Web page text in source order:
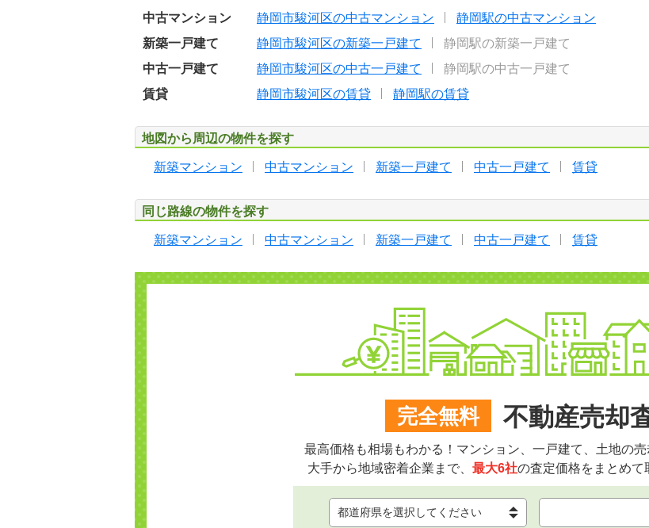
中古マンション
静岡市駿河区の中古マンション
静岡駅の中古マンション
新築一戸建て
静岡市駿河区の新築一戸建て
静岡駅の新築一戸建て
中古一戸建て
静岡市駿河区の中古一戸建て
静岡駅の中古一戸建て
賃貸
静岡市駿河区の賃貸 静岡駅の賃貸
地図から周辺の物件を探す
新築マンション 中古マンション 新築一戸建て 中古一戸建て 賃貸
同じ路線の物件を探す
新築マンション 中古マンション 新築一戸建て 中古一戸建て 賃貸
完全無料 不動産売却
最高価格も相場もわかる！マンション、一戸建て、土地の売
大手から地域密着企業まで、 最大6社の査定価格をまとめて